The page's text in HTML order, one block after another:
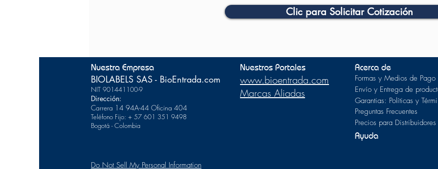
Clic para Solicitar Cotización
Nuestra Empresa
BIOLABELS SAS - BioEntrada.com
NIT 901441100-9
Dirección:
Carrera 14 94A-44 Oficina 404
Teléfono Fijo: + 57 601 351 9498
Bogotá - Colombia
Nuestros Portales
www.bioentrada.com
Marcas Aliadas
Do Not Sell My Personal Information
Acerca de
Formas y Medios de Pago
Envío y Entrega de
Garantias: Políticas y
Preguntas Frecuentes
Precios para Distribuidores
Ayuda